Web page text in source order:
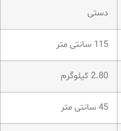
دستی
115 سانتی متر
2.80 کیلوگرم
45 سانتی متر